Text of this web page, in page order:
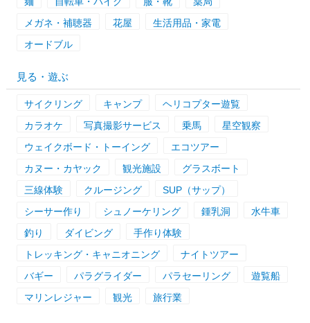
メガネ・補聴器
花屋
生活用品・家電
オードブル
見る・遊ぶ
サイクリング キャンプ
ヘリコプター遊覧
カラオケ
写真撮影サービス 乗馬
星空観察
ウェイクボード・トーイング
エコツアー
カヌー・カヤック
観光施設
グラスボート
三線体験
クルージング
SUP（サップ）
シーサー作り
シュノーケリング 鍾乳洞
水牛車
釣り
ダイビング
手作り体験
トレッキング・キャニオニング
ナイトツアー
バギー
パラグライダー パラセーリング
遊覧船
マリンレジャー
観光 旅行業